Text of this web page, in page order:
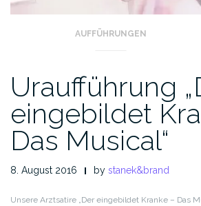
AUFFÜHRUNGEN
Uraufführung
eingebildet
Das Musical“
8. August 2016 by stanek&brand
Unsere Arztsatire „Der eingebildet Kranke – Das